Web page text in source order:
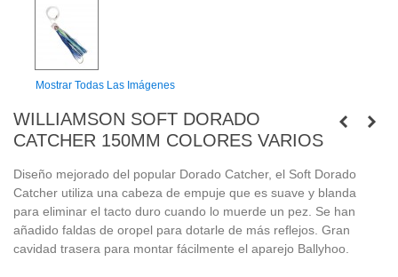
Mostrar Todas Las Imágenes
WILLIAMSON SOFT DORADO
CATCHER 150MM COLORES VARIOS
Diseño mejorado del popular Dorado Catcher, el Soft Dorado
Catcher utiliza una cabeza de empuje que es suave y blanda
para eliminar el tacto duro cuando lo muerde un pez. Se han
añadido faldas de oropel para dotarle de más reflejos. Gran
cavidad trasera para montar fácilmente el aparejo Ballyhoo.